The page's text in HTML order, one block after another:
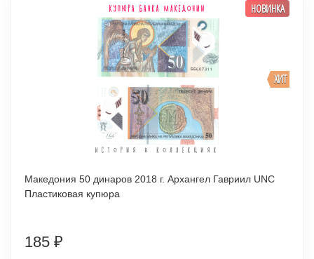
ХИТ
НОВИНКА
Македония 50 динаров 2018 г. Архангел Гавриил UNC
Пластиковая купюра
185 ₽